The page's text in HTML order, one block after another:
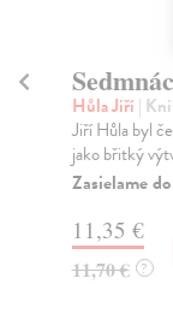
Gruša
reflexi
32,70